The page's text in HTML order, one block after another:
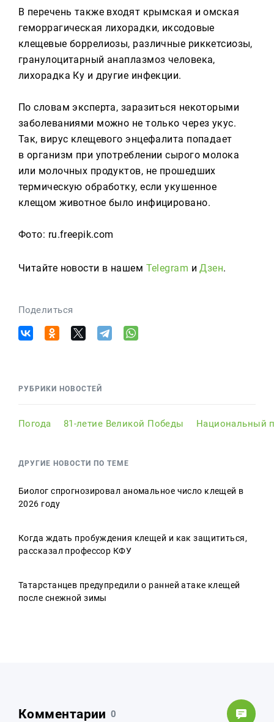
В перечень также входят крымская и омская
геморрагическая лихорадки, иксодовые
клещевые боррелиозы, различные риккетсиозы,
гранулоцитарный анаплазмоз человека,
лихорадка Ку и другие инфекции.
По словам эксперта, заразиться некоторыми
заболеваниями можно не только через укус.
Так, вирус клещевого энцефалита попадает
в организм при употреблении сырого молока
или молочных продуктов, не прошедших
термическую обработку, если укушенное
клещом животное было инфицировано.
Фото: ru.freepik.com
Читайте новости в нашем Telegram иДзен.
Поделиться
РУБРИКИ НОВОСТЕЙ
Погода 81-летие Великой Победы Национальный
ДРУГИЕ НОВОСТИ ПО ТЕМЕ
Биолог спрогнозировал аномальное число клещей в
2026 году
Когда ждать пробуждения клещей и как защититься,
рассказал профессор КФУ
Татарстанцев предупредили о ранней атаке клещей
после снежной зимы
Комментарии 0